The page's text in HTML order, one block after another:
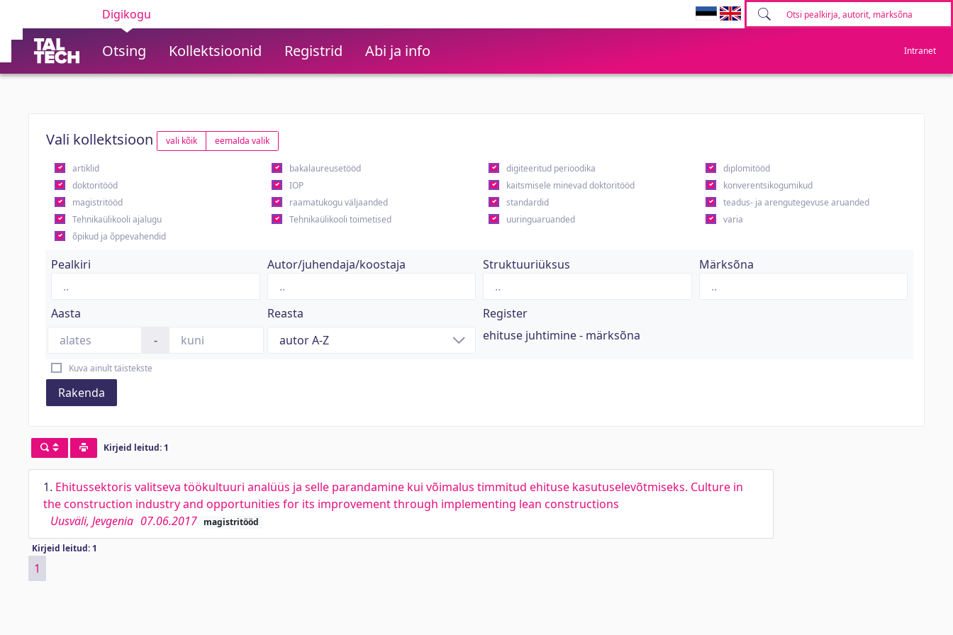
Digikogu
Otsing Kollektsioonid Registrid Abi ja info Intranet
Vali kollektsioon vali kõik eemalda valik
artiklid bakalaureusetööd digiteeritud perioodika
diplomitööd
doktoritööd
IOP kaitsmisele minevad doktoritööd
konverentsikogumikud
magistritööd
raamatukogu väljaanded standardid
teadus- ja arengutegevuse aruanded
Tehnikaülikooli ajalugu
Tehnikaülikooli toimetised uuringuaruanded
varia
õpikud ja õppevahendid
Pealkiri Autor/juhendaja/koostaja Struktuuriüksus Märksõna
Aasta
-
Reasta
Register
ehituse juhtimine - märksõna
Kuva ainult täistekste
Rakenda
Kirjeid leitud: 1
1. Ehitussektoris valitseva töökultuuri analüüs ja selle parandamine kui võimalus timmitud ehituse kasutuselevõtmiseks. Culture in
the construction industry and opportunities for its improvement through implementing lean constructions
Uusväli, Jevgenia 07.06.2017 magistritööd
Kirjeid leitud: 1
1